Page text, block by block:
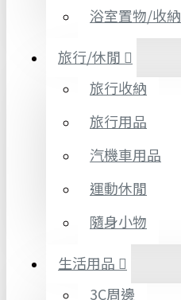
浴室置物/收納
旅行/休閒
旅行收納
旅行用品
汽機車用品
運動休閒
隨身小物
生活用品
3C周邊